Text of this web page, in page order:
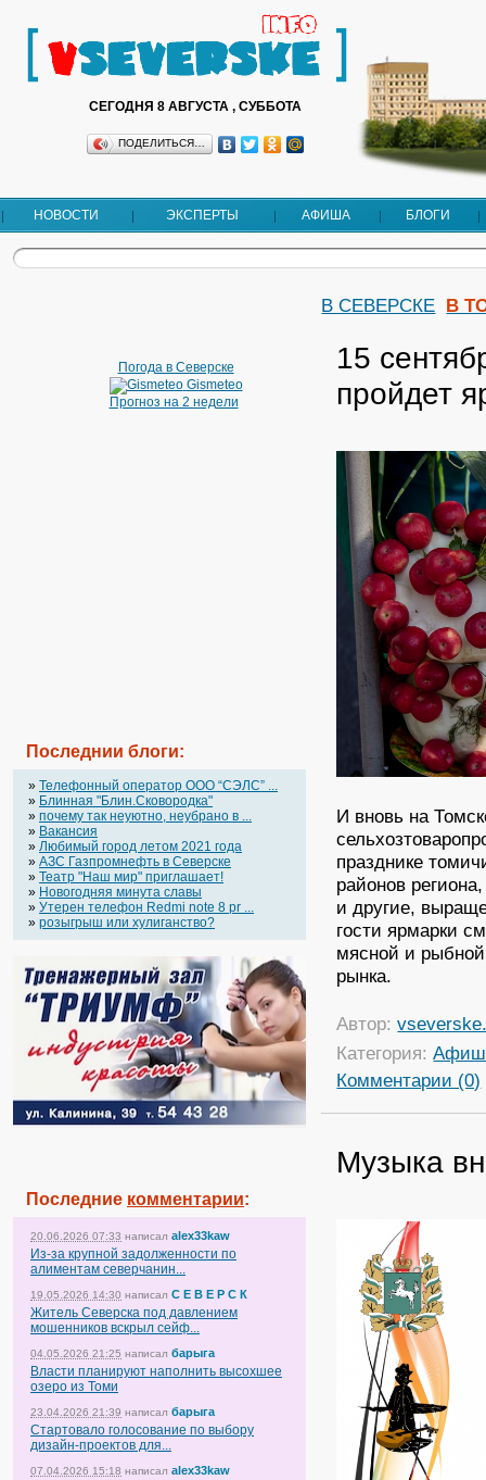
СЕГОДНЯ 8 АВГУСТА , СУББОТА
ПОДЕЛИТЬСЯ…
НОВОСТИ ЭКСПЕРТЫ АФИША БЛОГИ
Погода в Северске
Gismeteo
Прогноз на 2 недели
Последнии блоги:
» Телефонный оператор OOO “СЭЛС” ...
» Блинная "Блин.Сковородка"
» почему так неуютно, неубрано в ...
» Вакансия
» Любимый город летом 2021 года
» АЗС Газпромнефть в Северске
» Театр "Наш мир" приглашает!
» Новогодняя минута славы
» Утерен телефон Redmi note 8 pr ...
» розыгрыш или хулиганство?
Последние комментарии:
20.06.2026 07:33 написал alex33kaw
Из-за крупной задолженности по
алиментам северчанин...
19.05.2026 14:30 написал С Е В Е Р С К
Житель Северска под давлением
мошенников вскрыл сейф...
04.05.2026 21:25 написал барыга
Власти планируют наполнить высохшее
озеро из Томи
23.04.2026 21:39 написал барыга
Стартовало голосование по выбору
дизайн-проектов для...
07.04.2026 15:18 написал alex33kaw
В СЕВЕРСКЕ В
15
пройдет
И вновь на
празднике
районов
и другие,
гости ярмарки
мясной и рыбной
рынка.
Автор:
Категория:
Комментарии (0)
Музыка